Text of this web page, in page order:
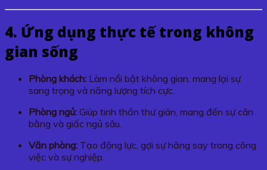
4. Ứng dụng thực tế trong không
gian sống
Phòng khách: Làm nổi bật không gian, mang lại sự
sang trọng và năng lượng tích cực.
Phòng ngủ: Giúp tinh thần thư giãn, mang đến sự cân
bằng và giấc ngủ sâu.
Văn phòng: Tạo động lực, gợi sự hăng say trong công
việc và sự nghiệp.